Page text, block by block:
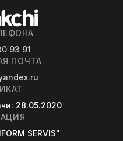
93 91
ПОЧТА
: 28.05.2020
SERVIS"